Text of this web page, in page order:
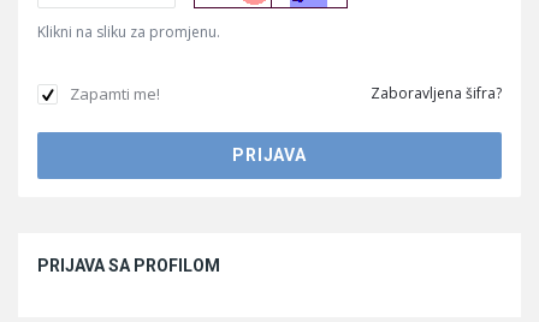
Klikni na sliku za promjenu.
Zapamti me! Zaboravljena šifra?
PRIJAVA SA PROFILOM